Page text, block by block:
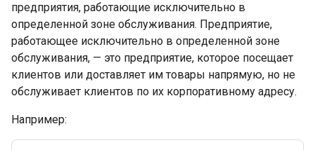
предприятия, работающие исключительно в
определенной зоне обслуживания. Предприятие,
работающее исключительно в определенной зоне
обслуживания, — это предприятие, которое посещает
клиентов или доставляет им товары напрямую, но не
обслуживает клиентов по их корпоративному адресу.
Например: